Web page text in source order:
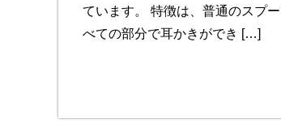
ています。 特徴は、普通のスプ
べての部分で耳かきができ […]